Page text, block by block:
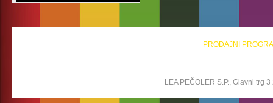
PRODAJNI
LEA PEČOLER S.P., Glavni trg